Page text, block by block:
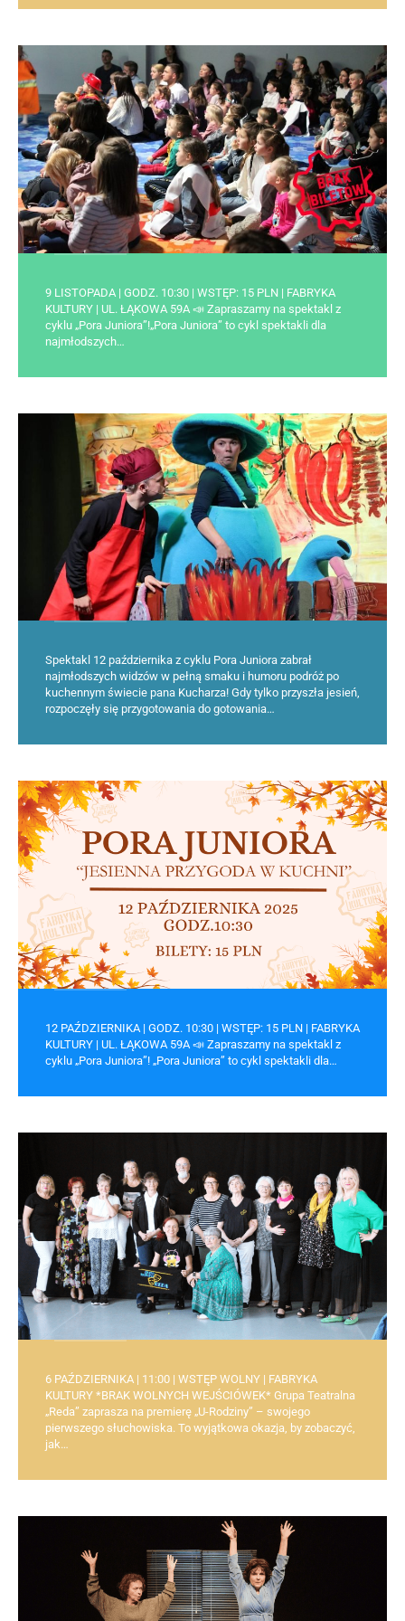
9 LISTOPADA | GODZ. 10:30 | WSTĘP: 15 PLN | FABRYKA
KULTURY | UL. ŁĄKOWA 59A 📣 Zapraszamy na spektakl z
cyklu „Pora Juniora”!„Pora Juniora” to cykl spektakli dla
najmłodszych…
Spektakl 12 października z cyklu Pora Juniora zabrał
najmłodszych widzów w pełną smaku i humoru podróż po
kuchennym świecie pana Kucharza! Gdy tylko przyszła jesień,
rozpoczęły się przygotowania do gotowania…
12 PAŹDZIERNIKA | GODZ. 10:30 | WSTĘP: 15 PLN | FABRYKA
KULTURY | UL. ŁĄKOWA 59A 📣 Zapraszamy na spektakl z
cyklu „Pora Juniora”! „Pora Juniora” to cykl spektakli dla…
6 PAŹDZIERNIKA | 11:00 | WSTĘP WOLNY | FABRYKA
KULTURY *BRAK WOLNYCH WEJŚCIÓWEK* Grupa Teatralna
„Reda” zaprasza na premierę „U-Rodziny” – swojego
pierwszego słuchowiska. To wyjątkowa okazja, by zobaczyć,
jak…